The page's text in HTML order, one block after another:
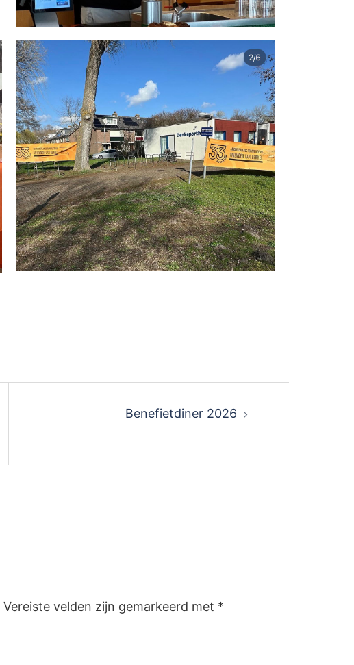
Benefietdiner 2026
Vereiste velden zijn gemarkeerd met *